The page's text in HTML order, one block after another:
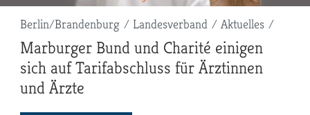
Pfadnavigation
Berlin/Brandenburg Landesverband Aktuelles
Marburger Bund und Charité einigen
sich auf Tarifabschluss für Ärztinnen
und Ärzte